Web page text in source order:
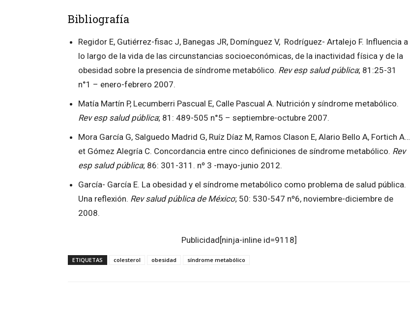
Bibliografía
Regidor E, Gutiérrez-fisac J, Banegas JR, Domínguez V, Rodríguez- Artalejo F. Influencia a
lo largo de la vida de las circunstancias socioeconómicas, de la inactividad física y de la
obesidad sobre la presencia de síndrome metabólico. Rev esp salud pública; 81:25-31
n°1 – enero-febrero 2007.
Matía Martín P, Lecumberri Pascual E, Calle Pascual A. Nutrición y síndrome metabólico.
Rev esp salud pública; 81: 489-505 n°5 – septiembre-octubre 2007.
Mora García G, Salguedo Madrid G, Ruíz Díaz M, Ramos Clason E, Alario Bello A, Fortich A…
et Gómez Alegría C. Concordancia entre cinco definiciones de síndrome metabólico. Rev
esp salud pública; 86: 301-311. nº 3 -mayo-junio 2012.
García- García E. La obesidad y el síndrome metabólico como problema de salud pública.
Una reflexión. Rev salud pública de México; 50: 530-547 nº6, noviembre-diciembre de
2008.
Publicidad [ninja-inline id=9118]
ETIQUETAS colesterol obesidad síndrome metabólico